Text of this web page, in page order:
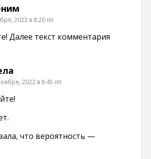
2022 в 8:20 пп
Далее текст комментария
2022 в 8:45 пп
что вероятность —